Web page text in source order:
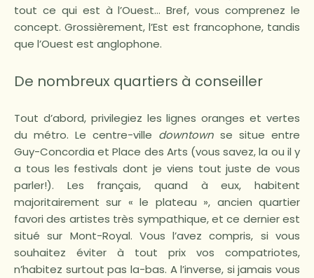
tout ce qui est à l’Ouest… Bref, vous comprenez le
concept. Grossièrement, l’Est est francophone, tandis
que l’Ouest est anglophone.
De nombreux quartiers à conseiller
Tout d’abord, privilegiez les lignes oranges et vertes
du métro. Le centre-ville downtown se situe entre
Guy-Concordia et Place des Arts (vous savez, la ou il y
a tous les festivals dont je viens tout juste de vous
parler!). Les français, quand à eux, habitent
majoritairement sur « le plateau », ancien quartier
favori des artistes très sympathique, et ce dernier est
situé sur Mont-Royal. Vous l’avez compris, si vous
souhaitez éviter à tout prix vos compatriotes,
n’habitez surtout pas la-bas. A l’inverse, si jamais vous